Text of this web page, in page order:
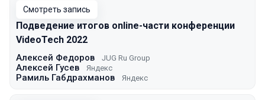
Смотреть запись
Подведение итогов online-части конференции
VideoTech 2022
Алексей Федоров JUG Ru Group
Алексей Гусев Яндекс
Рамиль Габдрахманов Яндекс